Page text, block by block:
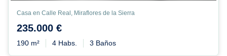
Casa en Calle Real, Miraflores de la Sierra
235.000 €
190 m² 4 Habs. 3 Baños